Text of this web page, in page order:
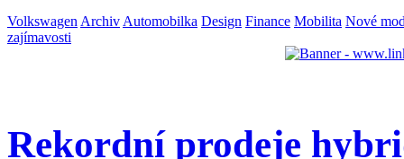
VolkswagenArchivAutomobilka Design Finance Mobilita Nové
zajímavosti
Rekordní prodeje